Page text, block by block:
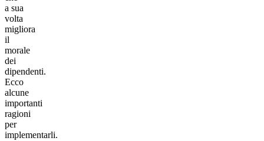
a sua
volta
migliora
il
morale
dei
dipendenti.
Ecco
alcune
importanti
ragioni
per
implementarli.